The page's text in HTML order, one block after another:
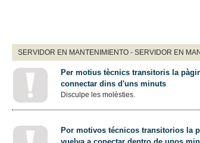
SERVIDOR EN MANTENIMIENTO - SERVIDOR EN
Per motius tècnics transitoris la
connectar dins d'uns minuts
Disculpe les molèsties.
Por motivos técnicos transitorios la